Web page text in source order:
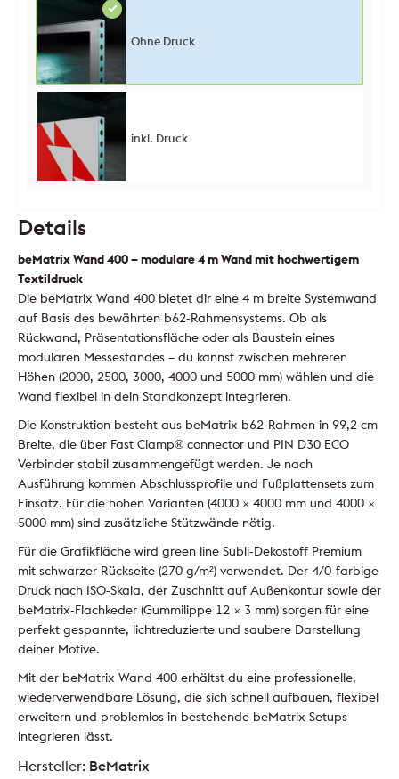
Ohne Druck
inkl. Druck
Details
beMatrix Wand 400 – modulare 4 m Wand mit hochwertigem
Textildruck
Die beMatrix Wand 400 bietet dir eine 4 m breite Systemwand
auf Basis des bewährten b62-Rahmensystems. Ob als
Rückwand, Präsentationsfläche oder als Baustein eines
modularen Messestandes – du kannst zwischen mehreren
Höhen (2000, 2500, 3000, 4000 und 5000 mm) wählen und die
Wand flexibel in dein Standkonzept integrieren.
Die Konstruktion besteht aus beMatrix b62-Rahmen in 99,2 cm
Breite, die über Fast Clamp® connector und PIN D30 ECO
Verbinder stabil zusammengefügt werden. Je nach
Ausführung kommen Abschlussprofile und Fußplattensets zum
Einsatz. Für die hohen Varianten (4000 × 4000 mm und 4000 ×
5000 mm) sind zusätzliche Stützwände nötig.
Für die Grafikfläche wird green line Subli-Dekostoff Premium
mit schwarzer Rückseite (270 g/m²) verwendet. Der 4/0-farbige
Druck nach ISO-Skala, der Zuschnitt auf Außenkontur sowie der
beMatrix-Flachkeder (Gummilippe 12 × 3 mm) sorgen für eine
perfekt gespannte, lichtreduzierte und saubere Darstellung
deiner Motive.
Mit der beMatrix Wand 400 erhältst du eine professionelle,
wiederverwendbare Lösung, die sich schnell aufbauen, flexibel
erweitern und problemlos in bestehende beMatrix Setups
integrieren lässt.
Hersteller: BeMatrix